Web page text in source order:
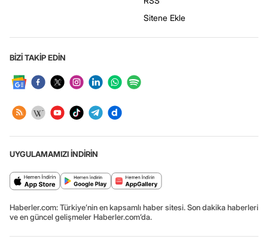
Sitene Ekle
BİZİ TAKİP EDİN
UYGULAMAMIZI İNDİRİN
Haberler.com: Türkiye’nin en kapsamlı haber sitesi. Son dakika haberleri
ve en güncel gelişmeler Haberler.com’da.